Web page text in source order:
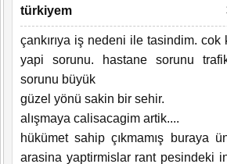
türkiyem
çankırıya iş nedeni ile tasindim.
yapi sorunu. hastane sorunu
sorunu büyük
güzel yönü sakin bir sehir.
alışmaya calisacagim artik....
hükümet sahip çıkmamış buraya
arasina yaptirmislar rant pesindeki